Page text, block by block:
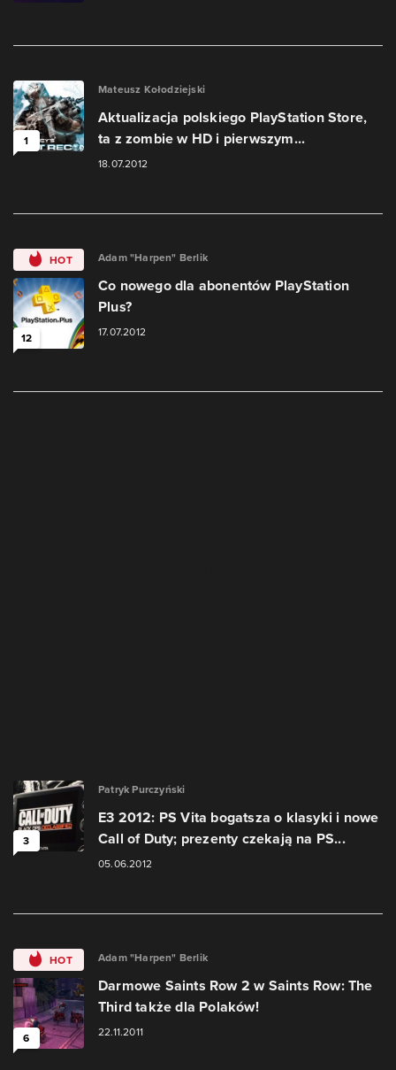
1
Mateusz Kołodziejski
Aktualizacja polskiego PlayStation Store,
ta z zombie w HD i pierwszym...
18.07.2012
HOT
12
Adam "Harpen" Berlik
Co nowego dla abonentów PlayStation
Plus?
17.07.2012
3
Patryk Purczyński
E3 2012: PS Vita bogatsza o klasyki i nowe
Call of Duty; prezenty czekają na PS...
05.06.2012
HOT
6
Adam "Harpen" Berlik
Darmowe Saints Row 2 w Saints Row: The
Third także dla Polaków!
22.11.2011